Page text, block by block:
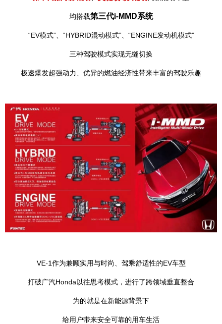
均搭载第三代i-MMD系统
“EV模式”、“HYBRID混动模式”、“ENGINE发动机模式”
三种驾驶模式实现无缝切换
极速爆发超强动力、优异的燃油经济性带来丰富的驾驶乐趣
VE-1作为兼顾实用与时尚、驾乘舒适性的EV车型
打破广汽Honda以往思考模式，进行了跨领域垂直整合
为的就是在新能源背景下
给用户带来安全可靠的用车生活